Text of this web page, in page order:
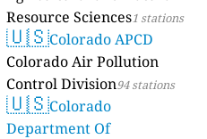
Resource Sciences1 stations
🇺🇸Colorado APCD
Colorado Air Pollution
Control Division94 stations
🇺🇸Colorado
Department Of